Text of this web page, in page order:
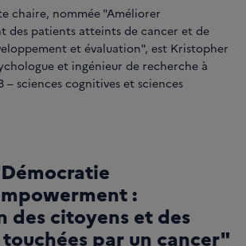
chaire, nommée "Améliorer
des patients atteints de cancer et de
et évaluation", est Kristopher
et ingénieur de recherche à
– sciences cognitives et sciences
:
des citoyens et des
par un cancer"